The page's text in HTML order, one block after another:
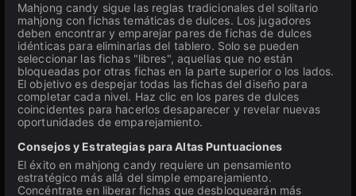
Mahjong candy sigue las reglas tradicionales del solitario
mahjong con fichas temáticas de dulces. Los jugadores
deben encontrar y emparejar pares de fichas de dulces
idénticas para eliminarlas del tablero. Solo se pueden
seleccionar las fichas "libres", aquellas que no están
bloqueadas por otras fichas en la parte superior o los lados.
El objetivo es despejar todas las fichas del diseño para
completar cada nivel. Haz clic en los pares de dulces
coincidentes para hacerlos desaparecer y revelar nuevas
oportunidades de emparejamiento.
Consejos y Estrategias para Altas Puntuaciones
El éxito en mahjong candy requiere un pensamiento
estratégico más allá del simple emparejamiento.
Concéntrate en liberar fichas que desbloquearán más